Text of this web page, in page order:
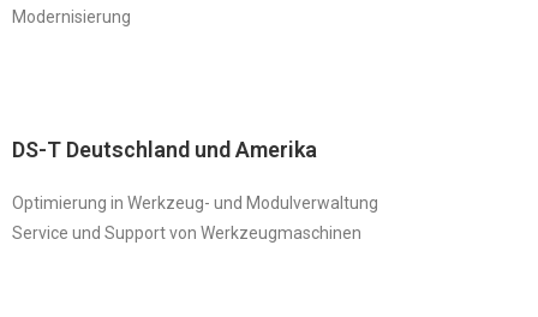
Modernisierung
DS-T Deutschland und Amerika
Optimierung in Werkzeug- und Modulverwaltung
Service und Support von Werkzeugmaschinen